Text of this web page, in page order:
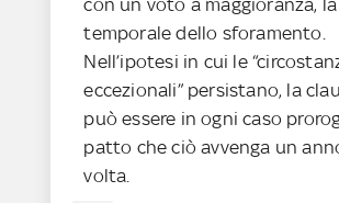
con un voto a maggioranza,
temporale dello sforamento.
Nell’ipotesi in cui le
eccezionali” persistano, la
può essere in ogni caso
patto che ciò avvenga un
volta.